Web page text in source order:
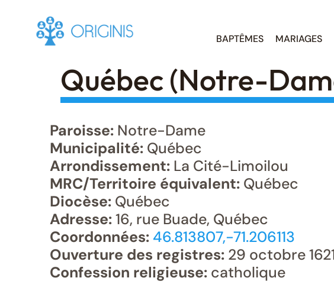
BAPTÊMES MARIAGES
Québec (Notre-
Paroisse: Notre-Dame
Municipalité: Québec
Arrondissement: La Cité-Limoilou
MRC/Territoire équivalent: Québec
Diocèse: Québec
Adresse:16, rue Buade, Québec
Coordonnées: 46.813807,-71.206113
Ouverture des registres: 29 octobre
Confession religieuse: catholique